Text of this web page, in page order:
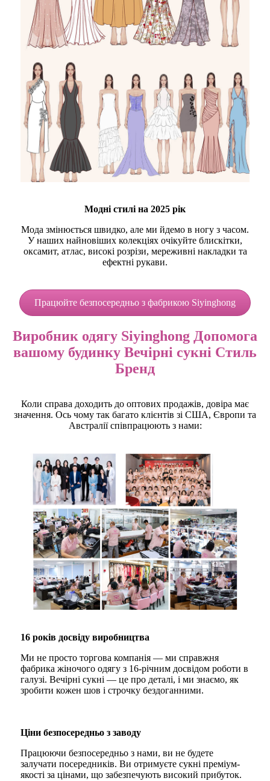
Модні стилі на 2025 рік
Мода змінюється швидко, але ми йдемо в ногу з часом.
У наших найновіших колекціях очікуйте блискітки,
оксамит, атлас, високі розрізи, мереживні накладки та
ефектні рукави.
Працюйте безпосередньо з фабрикою Siyinghong
Виробник одягу Siyinghong Допомога
вашому будинку Вечірні сукні Стиль
Бренд
Коли справа доходить до оптових продажів, довіра має
значення. Ось чому так багато клієнтів зі США, Європи та
Австралії співпрацюють з нами:
16 років досвіду виробництва
Ми не просто торгова компанія — ми справжня
фабрика жіночого одягу з 16-річним досвідом роботи в
галузі. Вечірні сукні — це про деталі, і ми знаємо, як
зробити кожен шов і строчку бездоганними.
Ціни безпосередньо з заводу
Працюючи безпосередньо з нами, ви не будете
залучати посередників. Ви отримуєте сукні преміум-
якості за цінами, що забезпечують високий прибуток.